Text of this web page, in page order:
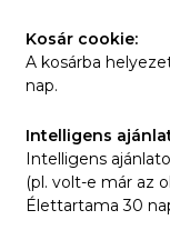
Kosár cookie:
A kosárba
nap.
Intelligens
Intelligens
(pl. volt-e már az
Élettartama 30